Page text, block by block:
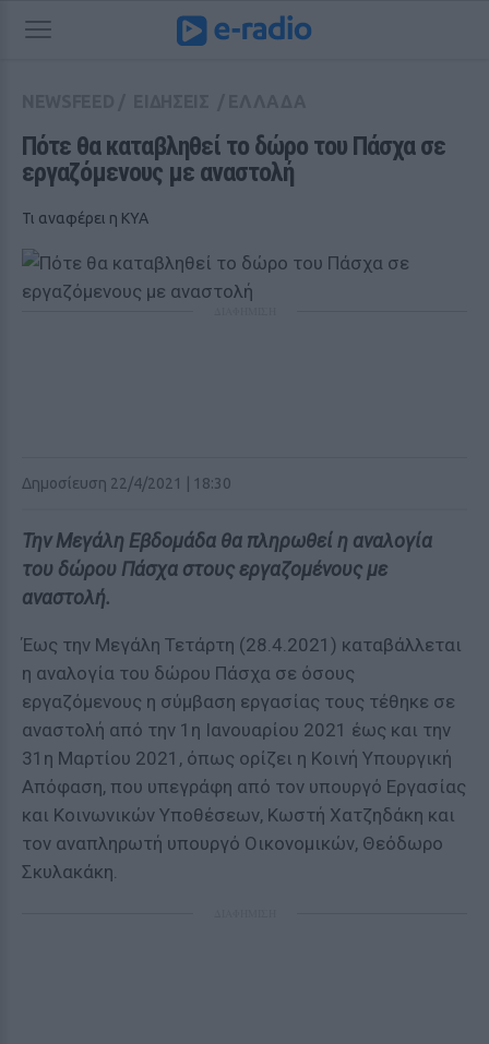
Πότε θα καταβληθεί το δώρο του Πάσχα σε
εργαζόμενους με αναστολή
Τι αναφέρει η ΚΥΑ
Δημοσίευση 22/4/2021 | 18:30
Την Μεγάλη Εβδομάδα θα πληρωθεί η αναλογία
του δώρου Πάσχα στους εργαζομένους με
αναστολή.
Έως την Μεγάλη Τετάρτη (28.4.2021) καταβάλλεται
η αναλογία του δώρου Πάσχα σε όσους
εργαζόμενους η σύμβαση εργασίας τους τέθηκε σε
αναστολή από την 1η Ιανουαρίου 2021 έως και την
31η Μαρτίου 2021, όπως ορίζει η Κοινή Υπουργική
Απόφαση, που υπεγράφη από τον υπουργό Εργασίας
και Κοινωνικών Υποθέσεων, Κωστή Χατζηδάκη και
τον αναπληρωτή υπουργό Οικονομικών, Θεόδωρο
Σκυλακάκη.